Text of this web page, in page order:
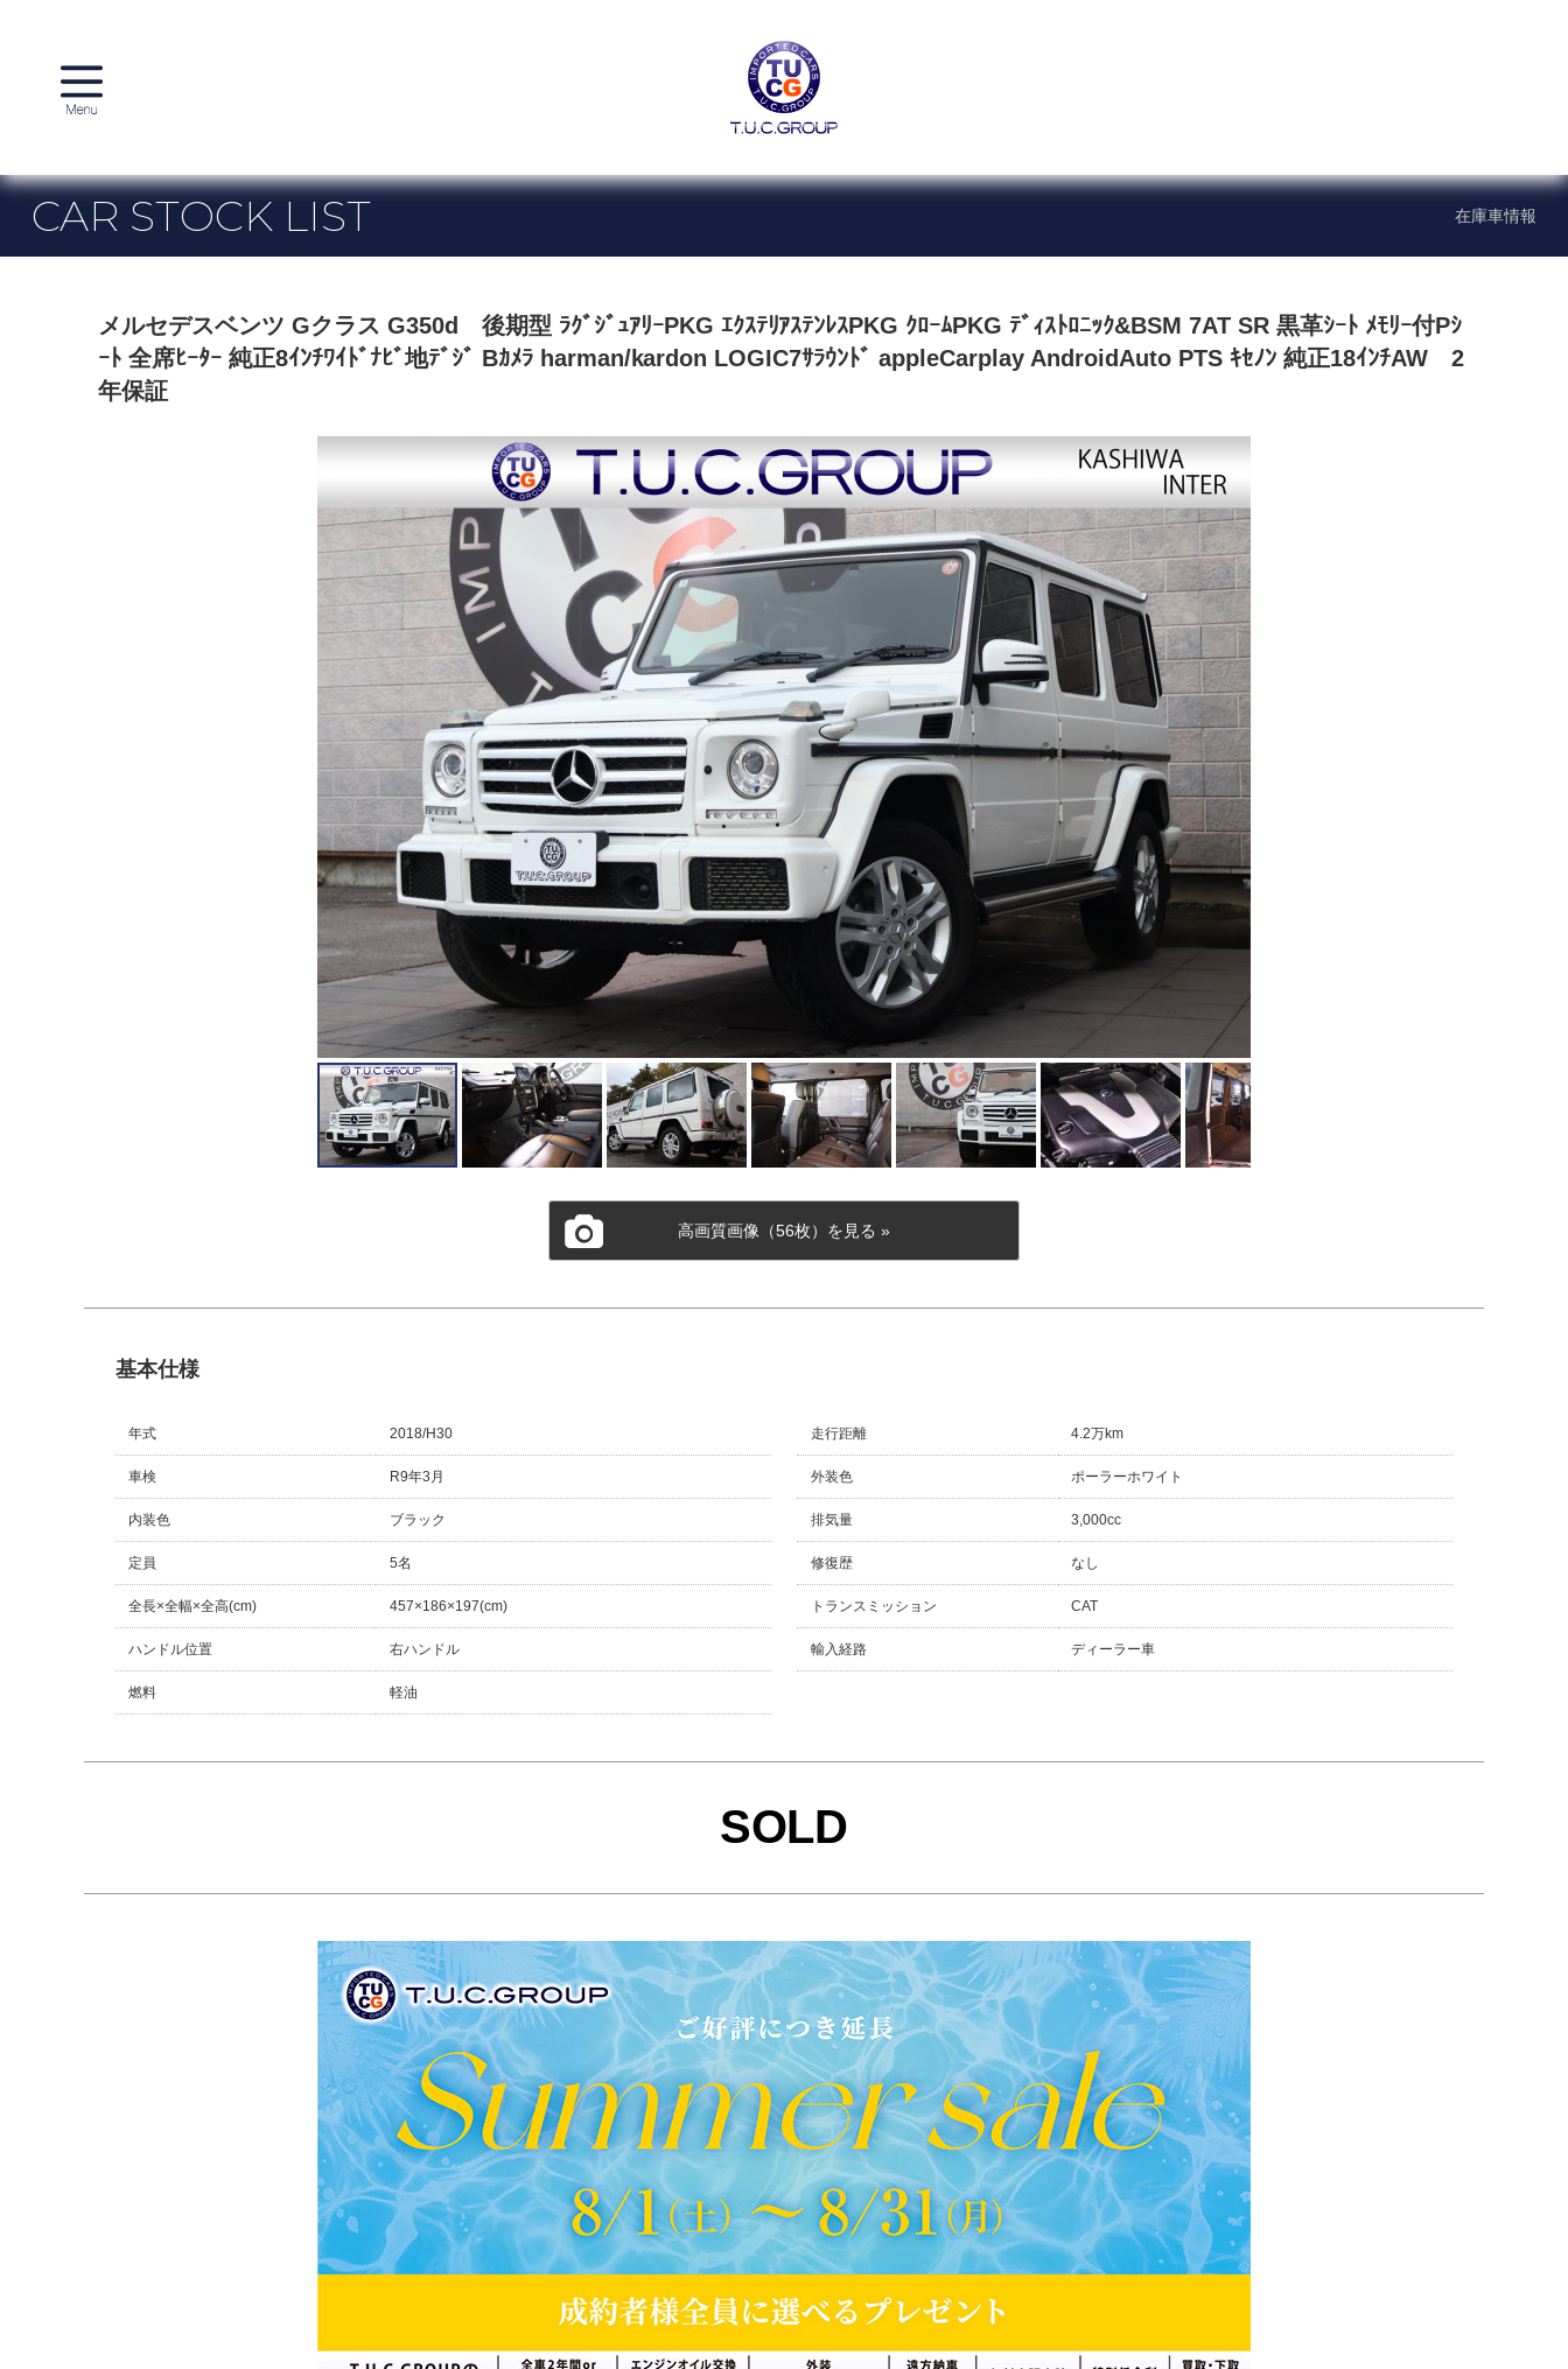
リクルート
メルセデスベンツ ポルシェ
船橋店 千葉北インター店 八潮
東葛西 柏インター ファイヤーボールズ
シンドバッド船橋中央店 シンドバッド船橋店
オイル交換無料サービス ポリマーメンテナンス無料サービス 納車費用全国無料サービス 納車前整備・アフターメンテナンス
船橋店 千葉北インター店 市川
東葛西 横浜港南 ファイヤーボールズ
シンドバッド船橋中央店 シンドバッド船橋店 買取事業部 買取事業部 千葉中央
Delivered Blog
葛西本店 船橋店 千葉北インター店
八潮 横浜三ツ沢
スタッフブログ
千葉北インター店 市川
横浜三ツ沢 戸田 東葛西
CAR STOCK LIST 在庫車情報
メルセデスベンツ Gクラス G350d 後期型 ﾗｸﾞｼﾞｭｱﾘｰPKG ｴｸｽﾃﾘｱｽﾃﾝﾚｽPKG ｸﾛｰﾑPKG ﾃﾞｨｽﾄﾛﾆｯｸ&BSM 7AT SR 黒革ｼｰﾄ ﾒﾓﾘｰ付Pｼ
ｰﾄ 全席ﾋｰﾀｰ 純正8ｲﾝﾁﾜｲﾄﾞﾅﾋﾞ地ﾃﾞｼﾞ Bｶﾒﾗ harman/kardon LOGIC7ｻﾗｳﾝﾄﾞ appleCarplay AndroidAuto PTS ｷｾﾉﾝ 純正18ｲﾝﾁAW 2
年保証
高画質画像（56枚）を見る »
基本仕様
年式 2018/H30 走行距離 4.2万km
車検 R9年3月 外装色 ポーラーホワイト
内装色 ブラック 排気量 3,000cc
定員 5名 修復歴 なし
全長×全幅×全高(cm) 457×186×197(cm) トランスミッション CAT
ハンドル位置 右ハンドル 輸入経路 ディーラー車
燃料 軽油
SOLD